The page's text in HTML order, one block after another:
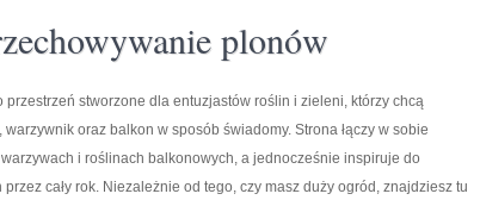
plonów
przestrzeń stworzone dla entuzjastów roślin i zieleni, którzy chcą
oraz balkon w sposób świadomy. Strona łączy w sobie
i roślinach balkonowych, a jednocześnie inspiruje do
cały rok. Niezależnie od tego, czy masz duży ogród, znajdziesz tu